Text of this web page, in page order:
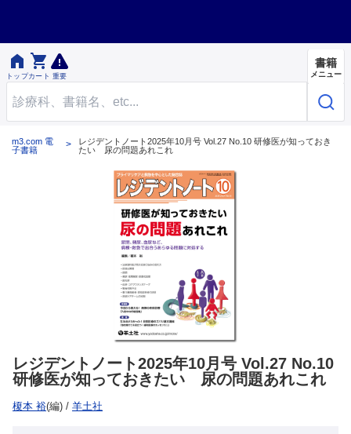

トップ

カート 重要
書籍
メニュー
m3.com 電
子書籍
レジデントノート2025年10月号 Vol.27 No.10 研修医が知っておき
たい 尿の問題あれこれ
レジデントノート2025年10月号 Vol.27 No.10
研修医が知っておきたい 尿の問題あれこれ
榎本 裕(編) / 羊土社